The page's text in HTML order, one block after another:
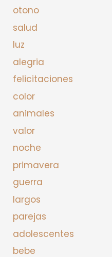
otono
salud
luz
alegria
felicitaciones
color
animales
valor
noche
primavera
guerra
largos
parejas
adolescentes
bebe